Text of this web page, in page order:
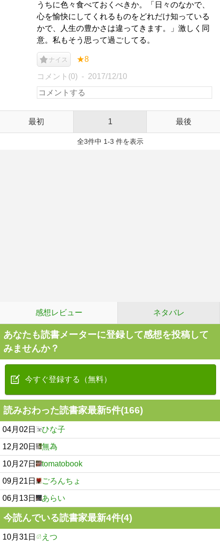
うちに色々食べておくべきか。「日々のなかで、
心を愉快にしてくれるものをどれだけ知っている
かで、人生の豊かさは違ってきます。」激しく同
意。私もそう思って過ごしてる。
ナイス ★8
コメント(0) 2017/12/10
最初 1 最後
全3件中 1-3 件を表示
感想レビュー ネタバレ
あなたも読書メーターに登録して感想を投稿して
みませんか？
今すぐ登録する（無料）
読みおわった読書家最新5件(166)
04月02日 ひな子
12月20日 無為
10月27日 tomatobook
09月21日 ごろんちょ
06月13日 あらい
今読んでいる読書家最新4件(4)
10月31日 えつ